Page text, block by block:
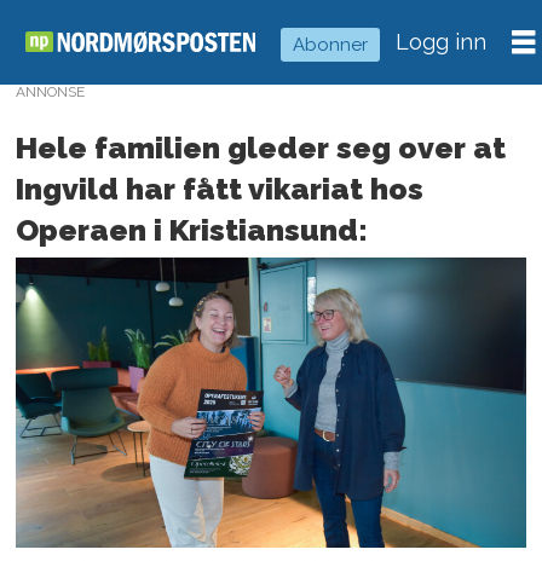
Abonner Logg inn
ANNONSE
Hele familien gleder seg over at
Ingvild har fått vikariat hos
Operaen i Kristiansund: